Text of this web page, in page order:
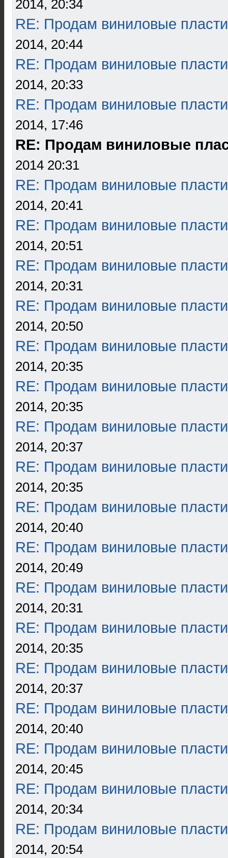
2014, 20:34
RE: Продам виниловые
2014, 20:44
RE: Продам виниловые
2014, 20:33
RE: Продам виниловые
2014, 17:46
RE: Продам виниловые
2014 20:31
RE: Продам виниловые
2014, 20:41
RE: Продам виниловые
2014, 20:51
RE: Продам виниловые
2014, 20:31
RE: Продам виниловые
2014, 20:50
RE: Продам виниловые
2014, 20:35
RE: Продам виниловые
2014, 20:35
RE: Продам виниловые
2014, 20:37
RE: Продам виниловые
2014, 20:35
RE: Продам виниловые
2014, 20:40
RE: Продам виниловые
2014, 20:49
RE: Продам виниловые
2014, 20:31
RE: Продам виниловые
2014, 20:35
RE: Продам виниловые
2014, 20:37
RE: Продам виниловые
2014, 20:40
RE: Продам виниловые
2014, 20:45
RE: Продам виниловые
2014, 20:34
RE: Продам виниловые
2014, 20:54